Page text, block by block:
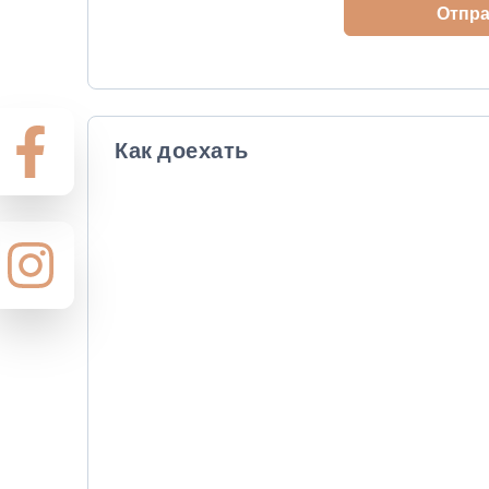
Как доехать